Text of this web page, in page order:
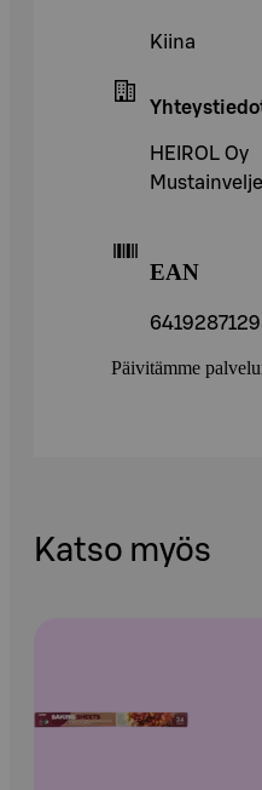
Kiina
HEIROL Oy
EAN
Päivitämme
Katso myös